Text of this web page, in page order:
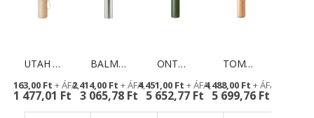
UTAH TOUCH vizespalack - reklámajándék
1 477,01 Ft
1 163,00 Ft
BALMAN sportkulacs - személyre szabható ajándék
3 065,78 Ft
2 414,00 Ft
ONTO termoszpalack - hasznos céges ajándék
5 652,77 Ft
4 451,00 Ft
TOMBOO termosz - egyediesíthető reklámajándék
5 699,76 Ft
4 488,00 Ft